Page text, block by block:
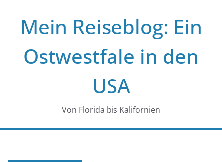
springenMein Reiseblog: Ein
Ostwestfale in den
USA
Von Florida bis Kalifornien